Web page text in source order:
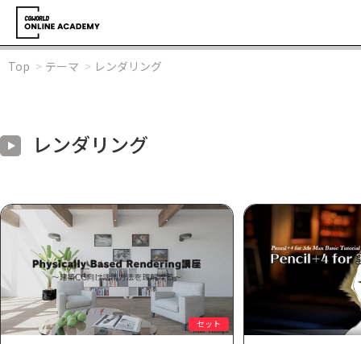
Top テーマ レンダリング
レンダリング
セット